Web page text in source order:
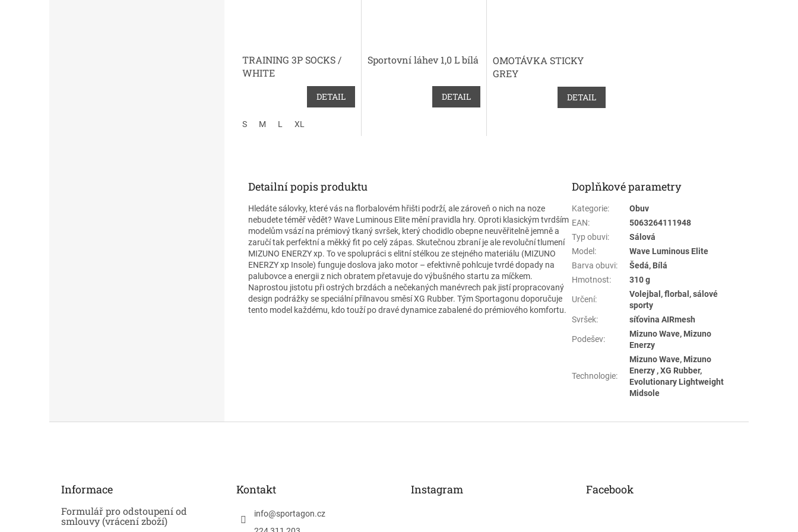
TRAINING 3P SOCKS /
WHITE
DETAIL
S M L XL
Sportovní láhev 1,0 L bílá
DETAIL
OMOTÁVKA STICKY
GREY
DETAIL
Detailní popis produktu
Hledáte sálovky, které vás na florbalovém hřišti podrží, ale zároveň o nich na noze
nebudete téměř vědět? Wave Luminous Elite mění pravidla hry. Oproti klasickým tvrdším
modelům vsází na prémiový tkaný svršek, který chodidlo obepne neuvěřitelně jemně a
zaručí tak perfektní a měkký fit po celý zápas. Skutečnou zbraní je ale revoluční tlumení
MIZUNO ENERZY xp. To ve spolupráci s elitní stélkou ze stejného materiálu (MIZUNO
ENERZY xp Insole) funguje doslova jako motor – efektivně pohlcuje tvrdé dopady na
palubovce a energii z nich obratem přetavuje do výbušného startu za míčkem.
Naprostou jistotu při ostrých brzdách a nečekaných manévrech pak jistí propracovaný
design podrážky se speciální přilnavou směsí XG Rubber. Tým Sportagonu doporučuje
tento model každému, kdo touží po dravé dynamice zabalené do prémiového komfortu.
Doplňkové parametry
Kategorie:
Obuv
EAN:
5063264111948
Typ obuvi:
Sálová
Model :
Wave Luminous Elite
Barva obuvi:
Šedá, Bílá
Hmotnost: 310 g
Určení:
Volejbal, florbal, sálové
sporty
Svršek: síťovina AIRmesh
Podešev:
Mizuno Wave, Mizuno
Enerzy
Technologie:
Mizuno Wave, Mizuno
Enerzy , XG Rubber,
Evolutionary Lightweight
Midsole
Informace
Formulář pro odstoupení od
smlouvy (vrácení zboží)
Kontakt
info@sportagon.cz
Instagram Facebook